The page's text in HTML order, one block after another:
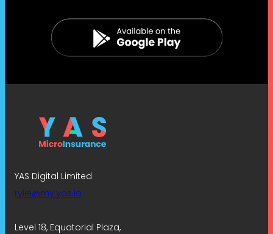
YAS Digital Limited
rylie@my.yas.io
Level 18, Equatorial Plaza,